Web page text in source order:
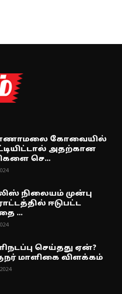
கோவையில்
அதற்கான
செ...
நிலையம் முன்பு
ஈடுபட்ட
...
செய்தது ஏன்?
மாளிகை விளக்கம்